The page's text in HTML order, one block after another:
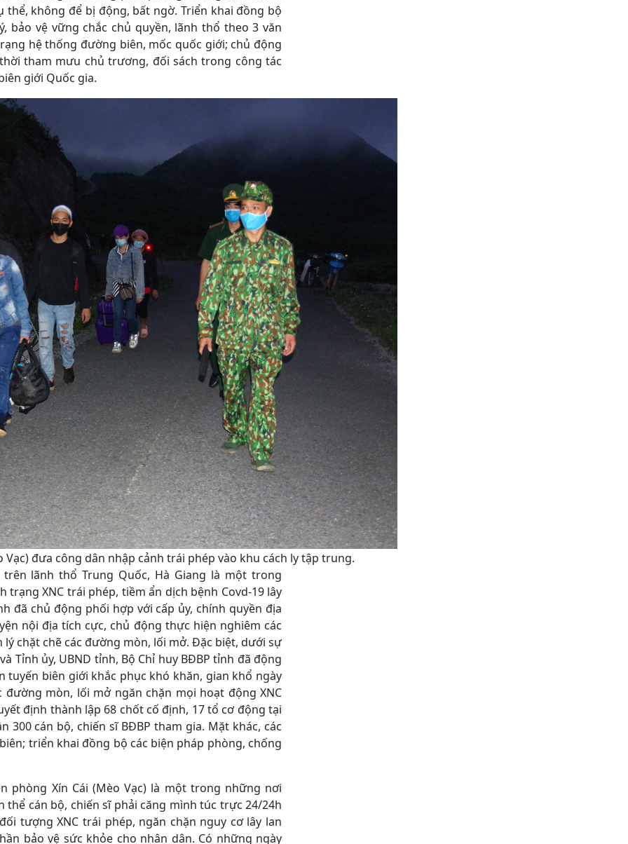
không để bị động, bất ngờ. Triển khai đồng bộ
bảo vệ vững chắc chủ quyền, lãnh thổ theo 3 văn
hệ thống đường biên, mốc quốc giới; chủ động
tham mưu chủ trương, đối sách trong công tác
giới Quốc gia.
Vạc) đưa công dân nhập cảnh trái phép vào khu cách ly tập trung.
lãnh thổ Trung Quốc, Hà Giang là một trong
XNC trái phép, tiềm ẩn dịch bệnh Covd-19 lây
đã chủ động phối hợp với cấp ủy, chính quyền địa
nội địa tích cực, chủ động thực hiện nghiêm các
chặt chẽ các đường mòn, lối mở. Đặc biệt, dưới sự
Tỉnh ủy, UBND tỉnh, Bộ Chỉ huy BĐBP tỉnh đã động
tuyến biên giới khắc phục khó khăn, gian khổ ngày
mòn, lối mở ngăn chặn mọi hoạt động XNC
định thành lập 68 chốt cố định, 17 tổ cơ động tại
cán bộ, chiến sĩ BĐBP tham gia. Mặt khác, các
triển khai đồng bộ các biện pháp phòng, chống
phòng Xín Cái (Mèo Vạc) là một trong những nơi
cán bộ, chiến sĩ phải căng mình túc trực 24/24h
tượng XNC trái phép, ngăn chặn nguy cơ lây lan
bảo vệ sức khỏe cho nhân dân. Có những ngày